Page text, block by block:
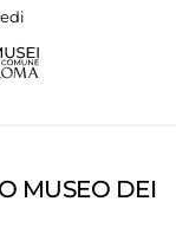
MUSEO DEI